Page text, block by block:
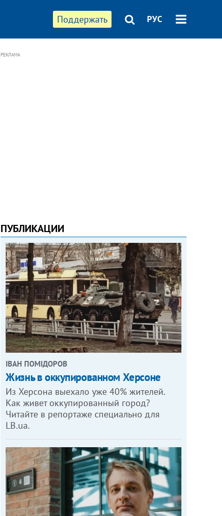
Поддержать РУС
РЕКЛАМА
ПУБЛИКАЦИИ
ІВАН ПОМІДОРОВ
Жизнь в оккупированном Херсоне
Из Херсона выехало уже 40% жителей.
Как живет оккупированный город?
Читайте в репортаже специально для
LB.ua.